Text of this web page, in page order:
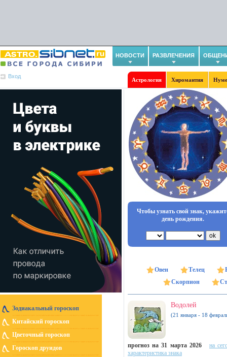
НОВОСТИ РАЗВЛЕЧЕНИЯ
Вход
Астрология Хиромантия
Зодиакальный гороскоп
Китайский гороскоп
Цветочный гороскоп
Гороскоп друидов
Чтобы узнать свой знак,
день рождения.
Овен Телец
Скорпион
Водолей
(21 января - 18
прогноз на 31 марта 2026
на
характеристика знака